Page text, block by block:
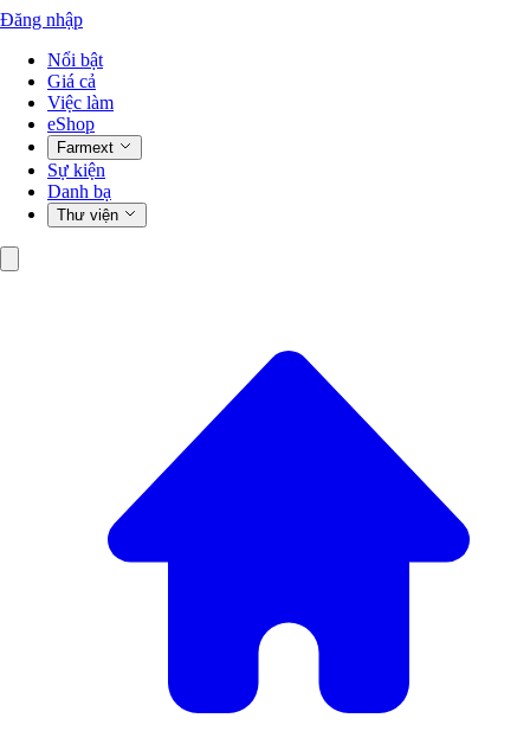
Đăng nhập
Nổi bật
Giá cả
Việc làm
eShop
Farmext
Sự kiện
Danh bạ
Thư viện